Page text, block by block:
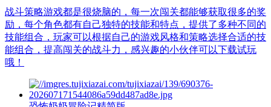
战斗策略游戏都是很烧脑的，每一次闯关都能够获取很多的奖
励，每个角色都有自己独特的技能和特点，提供了多种不同的
技能组合，玩家可以根据自己的游戏风格和策略选择合适的技
能组合，提高闯关的战斗力，感兴趣的小伙伴可以下载试玩
哦！